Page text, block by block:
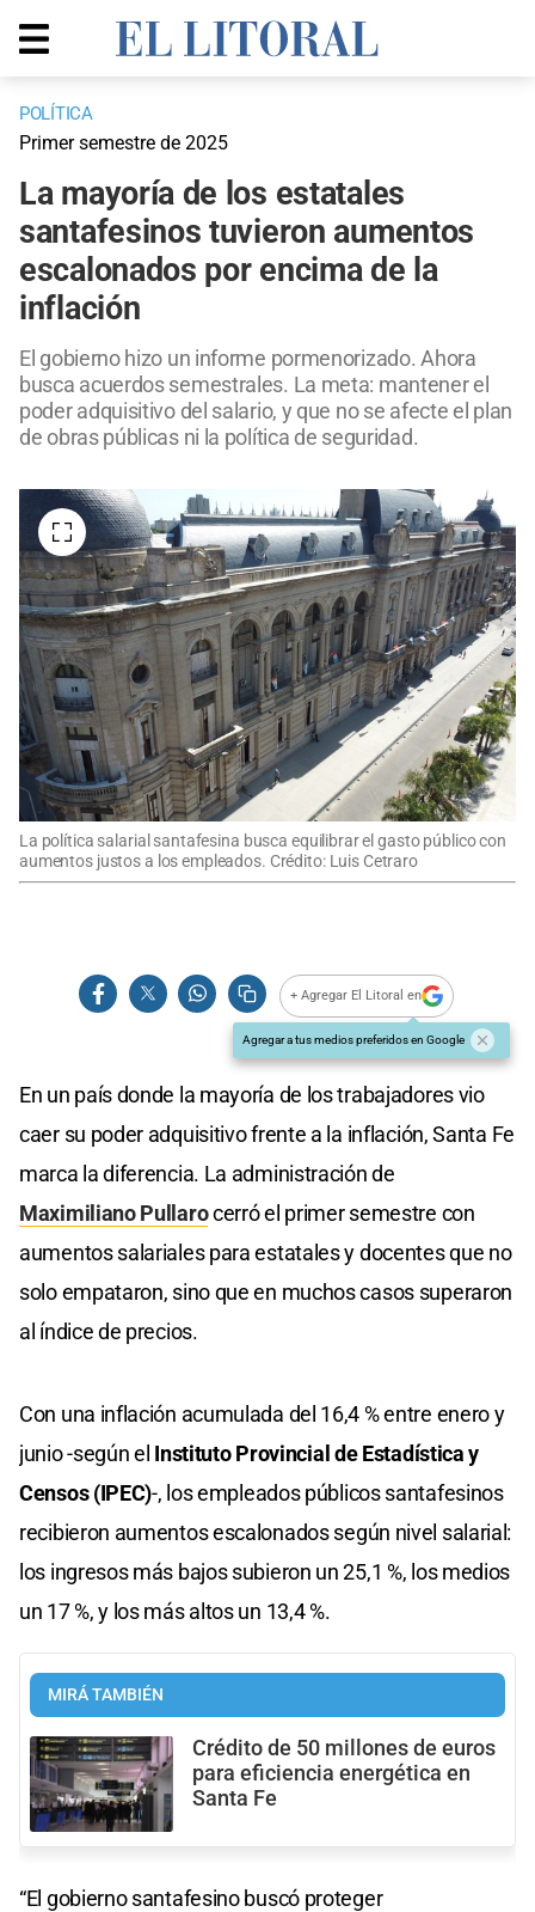
POLÍTICA
Primer semestre de 2025
La mayoría de los estatales
santafesinos tuvieron aumentos
escalonados por encima de la
inflación
El gobierno hizo un informe pormenorizado. Ahora
busca acuerdos semestrales. La meta: mantener el
poder adquisitivo del salario, y que no se afecte el plan
de obras públicas ni la política de seguridad.
La política salarial santafesina busca equilibrar el gasto público con
aumentos justos a los empleados. Crédito: Luis Cetraro
+ Agregar El Litoral en
Agregar a tus medios preferidos en Google
En un país donde la mayoría de los trabajadores vio
caer su poder adquisitivo frente a la inflación, Santa Fe
marca la diferencia. La administración de
Maximiliano Pullarocerró el primer semestre con
aumentos salariales para estatales y docentes que no
solo empataron, sino que en muchos casos superaron
al índice de precios.
Con una inflación acumulada del 16,4 % entre enero y
junio -según el Instituto Provincial de Estadística y
Censos (IPEC)-, los empleados públicos santafesinos
recibieron aumentos escalonados según nivel salarial:
los ingresos más bajos subieron un 25,1 %, los medios
un 17 %, y los más altos un 13,4 %.
MIRÁ TAMBIÉN
Crédito de 50 millones de euros
para eficiencia energética en
Santa Fe
“El gobierno santafesino buscó proteger